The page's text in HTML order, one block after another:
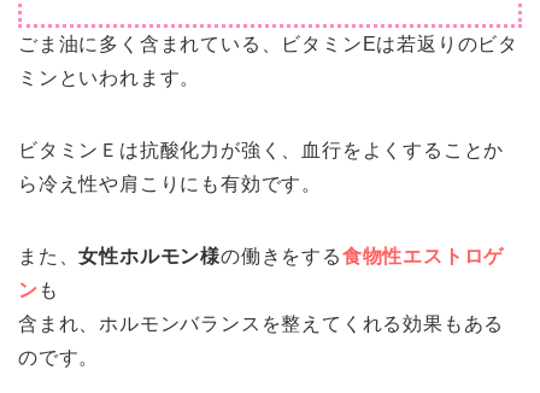
ごま油に多く含まれている、ビタミンEは若返りのビタ
ミンといわれます。
ビタミンＥは抗酸化力が強く、血行をよくすることか
ら冷え性や肩こり にも有効です。
また、女性ホルモン様の働きをする食物性エストロゲ
ン も
含まれ、ホルモンバランスを整えてくれる効果もある
のです。